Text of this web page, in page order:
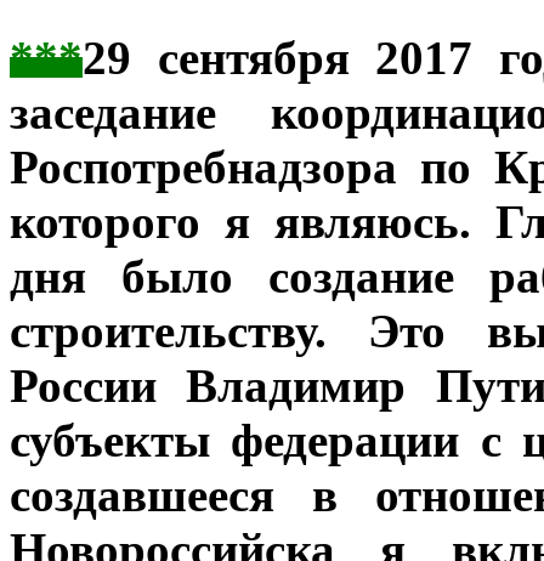
***29 сентября 2017
заседание
Роспотребнадзора по
которого я являюсь.
дня было создание
строительству. Это
России Владимир
субъекты федерации с
создавшееся в
Новороссийска я